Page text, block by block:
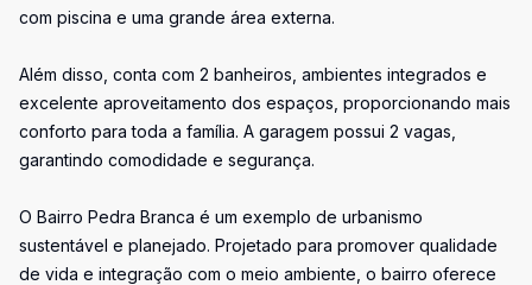
com piscina e uma grande área externa.
Além disso, conta com 2 banheiros, ambientes integrados e
excelente aproveitamento dos espaços, proporcionando mais
conforto para toda a família. A garagem possui 2 vagas,
garantindo comodidade e segurança.
O Bairro Pedra Branca é um exemplo de urbanismo
sustentável e planejado. Projetado para promover qualidade
de vida e integração com o meio ambiente, o bairro oferece